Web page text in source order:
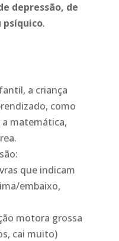
depressão, de
.
a criança
como
a matemática,
que indicam
embaixo,
motora grossa
cai muito)